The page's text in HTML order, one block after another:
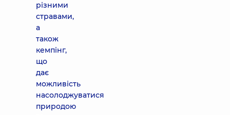
різними
стравами,
а
також
кемпінг,
що
дає
можливість
насолоджуватися
природою